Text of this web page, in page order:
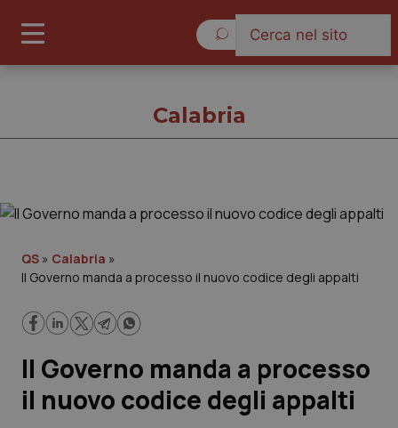
Cronache
Lavoro e Professioni
Calabria
QS » Calabria »
Il Governo manda a processo il nuovo codice degli appalti
Il Governo manda a processo
il nuovo codice degli appalti